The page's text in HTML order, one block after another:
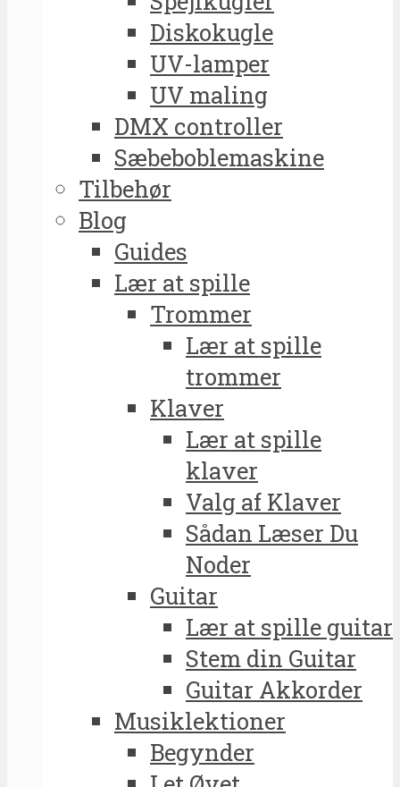
Diskokugle
UV-lamper
UV maling
DMX controller
Sæbeboblemaskine
Tilbehør
Blog
Guides
Lær at spille
Trommer
Lær at spille
trommer
Klaver
Lær at spille
klaver
Valg af Klaver
Sådan Læser Du
Noder
Guitar
Lær at spille guitar
Stem din Guitar
Guitar Akkorder
Musiklektioner
Begynder